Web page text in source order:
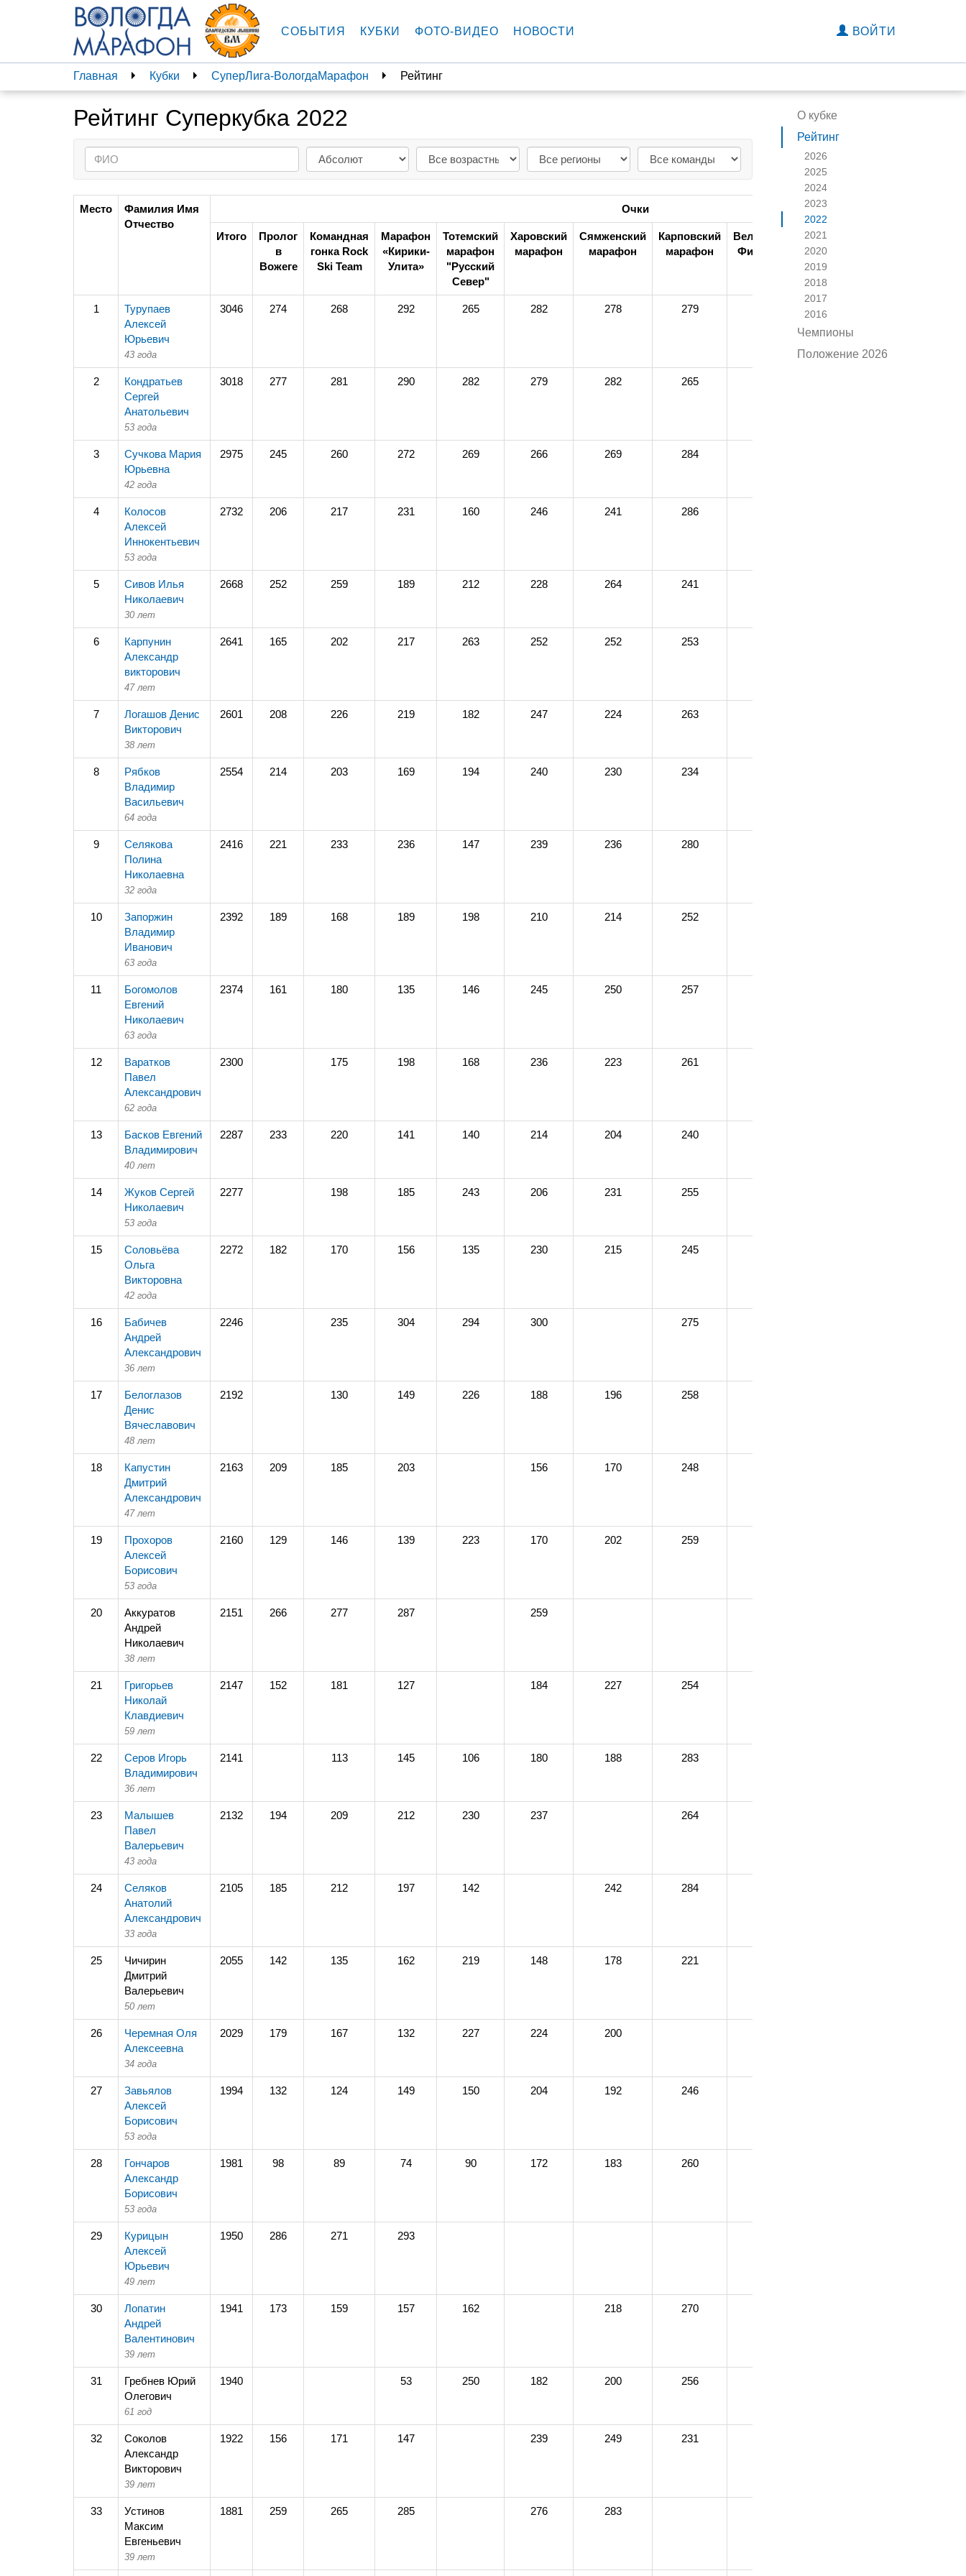
СОБЫТИЯ КУБКИ ФОТО-ВИДЕО НОВОСТИ ВОЙТИ
Главная Кубки СуперЛига-ВологдаМарафон Рейтинг
О кубке
Рейтинг
2026
2025
2024
2023
2022
2021
2020
2019
2018
2017
2016
Чемпионы
Положение 2026
Рейтинг Суперкубка 2022
Место
Фамилия Имя
Отчество
Очки
Итого
Пролог
в
Вожеге
Командная
гонка Rock
Ski Team
Марафон
«Кирики-
Улита»
Тотемский
марафон
"Русский
Север"
Харовский
марафон
Сямженский
марафон
Карповский
марафон
ВелоМарафон
Филина Гора
Нагорный
марафон
1
Турупаев
Алексей
Юрьевич
43 года
3046 274 268 292 265 282 278 279
2
Кондратьев
Сергей
Анатольевич
53 года
3018 277 281 290 282 279 282 265
3
Сучкова Мария
Юрьевна
42 года
2975 245 260 272 269 266 269 284
4
Колосов
Алексей
Иннокентьевич
53 года
2732 206 217 231 160 246 241 286
5
Сивов Илья
Николаевич
30 лет
2668 252 259 189 212 228 264 241
6
Карпунин
Александр
викторович
47 лет
2641 165 202 217 263 252 252 253
7
Логашов Денис
Викторович
38 лет
2601 208 226 219 182 247 224 263
8
Рябков
Владимир
Васильевич
64 года
2554 214 203 169 194 240 230 234
9
Селякова
Полина
Николаевна
32 года
2416 221 233 236 147 239 236 280
10
Запоржин
Владимир
Иванович
63 года
2392 189 168 189 198 210 214 252
11
Богомолов
Евгений
Николаевич
63 года
2374 161 180 135 146 245 250 257
12
Варатков
Павел
Александрович
62 года
2300 175 198 168 236 223 261
13
Басков Евгений
Владимирович
40 лет
2287 233 220 141 140 214 204 240
14
Жуков Сергей
Николаевич
53 года
2277 198 185 243 206 231 255
15
Соловьёва
Ольга
Викторовна
42 года
2272 182 170 156 135 230 215 245
16
Бабичев
Андрей
Александрович
36 лет
2246 235 304 294 300 275
17
Белоглазов
Денис
Вячеславович
48 лет
2192 130 149 226 188 196 258
18
Капустин
Дмитрий
Александрович
47 лет
2163 209 185 203 156 170 248
19
Прохоров
Алексей
Борисович
53 года
2160 129 146 139 223 170 202 259
20
Аккуратов
Андрей
Николаевич
38 лет
2151 266 277 287 259
21
Григорьев
Николай
Клавдиевич
59 лет
2147 152 181 127 184 227 254
22
Серов Игорь
Владимирович
36 лет
2141 113 145 106 180 188 283
23
Малышев
Павел
Валерьевич
43 года
2132 194 209 212 230 237 264
24
Селяков
Анатолий
Александрович
33 года
2105 185 212 197 142 242 284
25
Чичирин
Дмитрий
Валерьевич
50 лет
2055 142 135 162 219 148 178 221
26
Черемная Оля
Алексеевна
34 года
2029 179 167 132 227 224 200
27
Завьялов
Алексей
Борисович
53 года
1994 132 124 149 150 204 192 246
28
Гончаров
Александр
Борисович
53 года
1981 98 89 74 90 172 183 260
29
Курицын
Алексей
Юрьевич
49 лет
1950 286 271 293
30
Лопатин
Андрей
Валентинович
39 лет
1941 173 159 157 162 218 270
31
Гребнев Юрий
Олегович
61 год
1940 53 250 182 200 256
32
Соколов
Александр
Викторович
39 лет
1922 156 171 147 239 249 231
33
Устинов
Максим
Евгеньевич
39 лет
1881 259 265 285 276 283